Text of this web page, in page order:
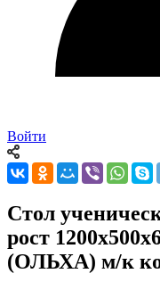
Войти
Стол
рост
(ОЛЬХА) м/к